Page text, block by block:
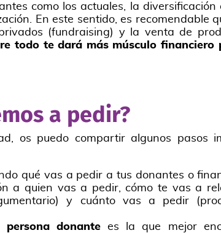
como los actuales, la
En este sentido, es recomendable
(fundraising) y la venta de
todo te dará más músculo
a pedir?
os puedo compartir algunos pasos
qué vas a pedir a tus donantes o
a quien vas a pedir, cómo te vas a
y cuánto vas a pedir
donante es la que mejor